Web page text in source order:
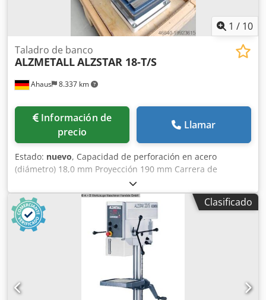
1 / 10
Ahaus 8.337 km
Taladro de banco
ALZMETALLALZSTAR 18-T/S
Información de
precio
Llamar
Estado: nuevo, Capacidad de perforación en acero
(diámetro) 18,0 mm Proyección 190 mm Carrera de
taladrado 80 mm Cono Morse 2 husillo corto MK Velocidad
225 - 4.300 rpm Tensión de funcionamiento 400 / 50 Hz
Voltios Mesa: 300 x 240 mm Diámetro de la columna 65
mm Potencia del motor 0,37 / 0,55 kW Peso 110 kg
Equipamiento Chedpfexaay Uox Acgsa - Amplia gama de
velocidades del husillo - Ajuste continuo de la velocidad -
Placa base mecanizada - Protección del husillo con fusible
eléctrico - Interruptor principal bloqueable con interruptor
de protección del motor - Interruptor inversor para giro a
derechas y a izquierdas - Manual de instrucciones en
Clasificado